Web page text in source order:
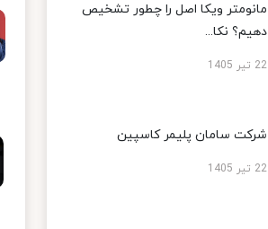
مانومتر ویکا اصل را چطور تشخیص
دهیم؟ نکا...
22 تیر 1405
شرکت سامان پلیمر کاسپین
22 تیر 1405